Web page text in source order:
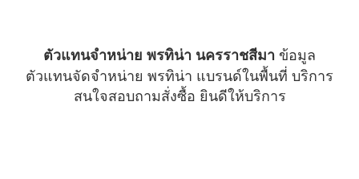
ตัวแทนจำหน่าย พรทิน่า นครราชสีมา ข้อมูล
ตัวแทนจัดจำหน่าย พรทิน่า แบรนด์ในพื้นที่ บริการ
สนใจสอบถามสั่งซื้อ ยินดีให้บริการ